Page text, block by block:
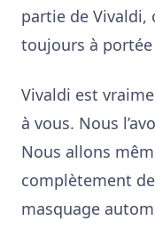
partie de Vivaldi,
toujours à
Vivaldi est
à vous. Nous
Nous allons
complètement
masquage